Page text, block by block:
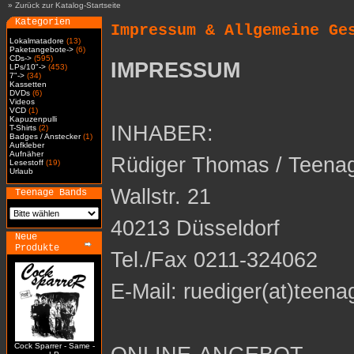
» Zurück zur Katalog-Startseite
Kategorien
Lokalmatadore (13)
Paketangebote-> (6)
CDs-> (595)
LPs/10"-> (453)
7"-> (34)
Kassetten
DVDs (6)
Videos
VCD (1)
Kapuzenpulli
T-Shirts (2)
Badges / Anstecker(1)
Aufkleber
Aufnäher
Lesestoff (19)
Urlaub
Teenage Bands
Neue
Produkte
Cock Sparrer - Same -
Impressum & Allgemeine
IMPRESSUM
INHABER:
Rüdiger Thomas /
Wallstr. 21
40213 Düsseldorf
Tel./Fax 0211-324062
E-Mail: